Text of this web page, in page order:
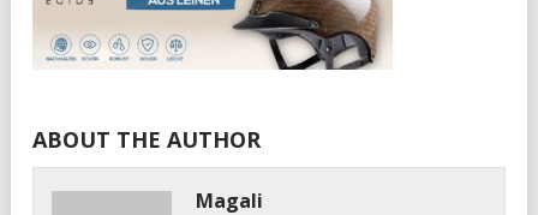
ABOUT THE AUTHOR
Magali